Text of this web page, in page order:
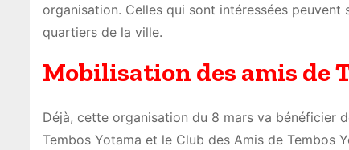
organisation. Celles qui sont intéressées
quartiers de la ville.
Mobilisation des amis de
Déjà, cette organisation du 8 mars va bénéficier
Tembos Yotama et le Club des Amis de Tembos